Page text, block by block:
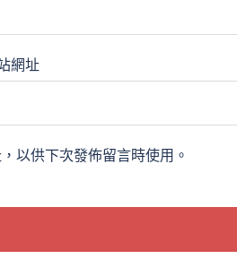
網址
以供下次發佈留言時使用。